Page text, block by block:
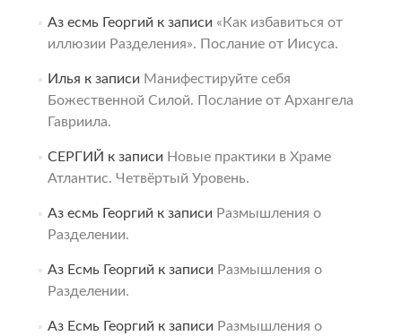
Аз есмь Георгий к записи «Как избавиться от
иллюзии Разделения». Послание от Иисуса.
Илья к записи Манифестируйте себя
Божественной Силой. Послание от Архангела
Гавриила.
СЕРГИЙ к записи Новые практики в Храме
Атлантис. Четвёртый Уровень.
Аз есмь Георгий к записи Размышления о
Разделении.
Аз Есмь Георгий к записи Размышления о
Разделении.
Аз Есмь Георгий к записи Размышления о